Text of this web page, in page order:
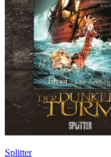
Splitter